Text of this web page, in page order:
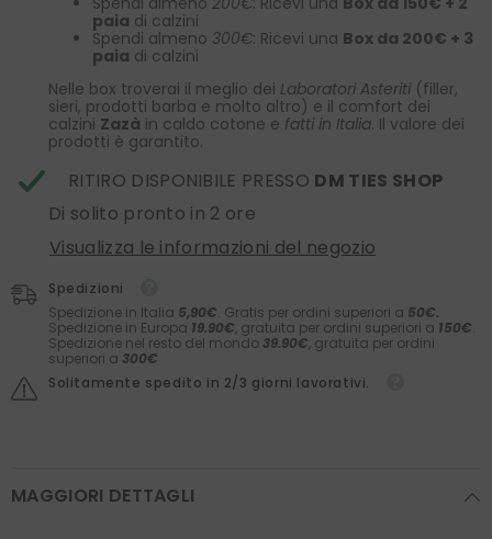
paia di calzini
Spendi almeno 300€: Ricevi una Box da 200€ + 3
paia di calzini
Nelle box troverai il meglio dei Laboratori Asteriti (filler,
sieri, prodotti barba e molto altro) e il comfort dei
calzini Zazà in caldo cotone e fatti in Italia. Il valore dei
prodotti è garantito.
RITIRO DISPONIBILE PRESSO DM TIES SHOP
Di solito pronto in 2 ore
Visualizza le informazioni del negozio
Spedizioni
Spedizione in Italia 5,90€. Gratis per ordini superiori a 50€.
Spedizione in Europa 19.90€, gratuita per ordini superiori a 150€.
Spedizione nel resto del mondo 39.90€, gratuita per ordini
superiori a 300€
Solitamente spedito in 2/3 giorni lavorativi.
MAGGIORI DETTAGLI